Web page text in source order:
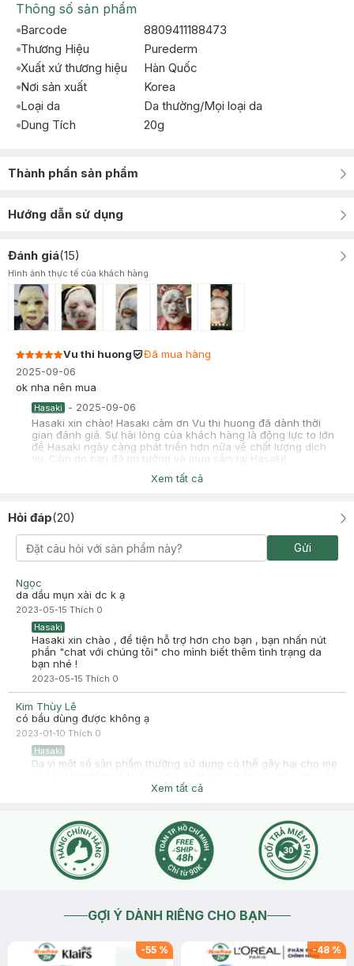
Thông số sản phẩm
Barcode
8809411188473
Thương Hiệu
Purederm
Xuất xứ thương hiệu
Hàn Quốc
Nơi sản xuất
Korea
Loại da
Da thường/Mọi loại da
Dung Tích
20g
Thành phần sản phẩm
Hướng dẫn sử dụng
Đánh giá(15)
Hình ảnh thực tế của khách hàng
Vu thi huong
Đã mua hàng
2025-09-06
ok nha nên mua
Hasaki - 2025-09-06
Hasaki xin chào! Hasaki cảm ơn Vu thi huong đã dành thời
gian đánh giá. Sự hài lòng của khách hàng là động lực to lớn
để Hasaki ngày càng phát triển hơn nữa về chất lượng dịch
vụ. Cảm ơn bạn đã tin tưởng và mua sắm tại Hasaki!
Phương Minh Lê Đào
Đã mua hàng
Nhìn hơi sợ tí nhưng ok nhaaa :)))
Xem tất cả
Hỏi đáp(20)
Gửi
Ngọc
da dầu mụn xài dc k ạ
2023-05-15 Thích 0
Hasaki
Hasaki xin chào , để tiện hỗ trợ hơn cho bạn , bạn nhấn nút
phần "chat với chúng tôi" cho mình biết thêm tình trạng da
bạn nhé !
2023-05-15 Thích 0
Kim Thùy Lê
có bầu dùng được không ạ
2023-01-10 Thích 0
Hasaki
Dạ vì một số sản phẩm thường sử dụng có thể gây hại cho mẹ
tiết tố, ảnh hưởng tới các hormon của người mẹ. Nếu bạn
nên tham khảo ý kiến bác sĩ phụ sản nhé, vì đây cũng ko phải
chuyên môn bên mình nên bạn hỏi ý kiến bác sĩ để đảm bảo
an toàn cho bạn và bé nha
2023-01-11Thích0
Xem tất cả
GỢI Ý DÀNH RIÊNG CHO BẠN
-55 % -48 %